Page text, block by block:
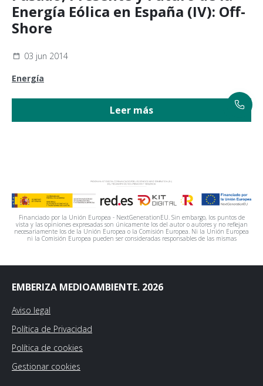
Energía Eólica en España (IV): Off-
Shore
03 jun 2014
Energía
Leer más
Financiado por la Unión Europea - NextGenerationEU. Sin embargo, los puntos de
vista y las opiniones expresadas son únicamente los del autor o autores y no reflejan
necesariamente los de la Unión Europea o la Comisión Europea. Ni la Unión Europea
ni la Comisión Europea pueden ser consideradas responsables de las mismas
EMBERIZA MEDIOAMBIENTE. 2026
Aviso legal
Política de Privacidad
Política de cookies
Gestionar cookies